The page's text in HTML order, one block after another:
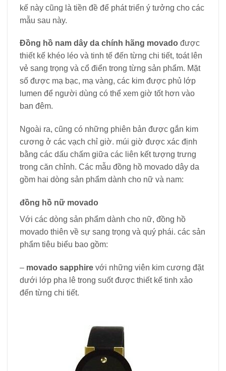
kế này cũng là tiền đề để phát triển ý tưởng cho các
mẫu sau này.
Đồng hồ nam dây da chính hãng movado được
thiết kế khéo léo và tinh tế đến từng chi tiết, toát lên
vẻ sang trọng và cổ điển trong từng sản phẩm. Mặt
số được mạ bạc, mạ vàng, các kim được phủ lớp
lumen để người dùng có thể xem giờ tốt hơn vào
ban đêm.
Ngoài ra, cũng có những phiên bản được gắn kim
cương ở các vạch chỉ giờ. múi giờ được xác định
bằng các dấu chấm giữa các liên kết tượng trưng
trong căn chỉnh. Các mẫu đồng hồ movado dây da
gồm hai dòng sản phẩm dành cho nữ và nam:
đồng hồ nữ movado
Với các dòng sản phẩm dành cho nữ, đồng hồ
movado thiên về sự sang trọng và quý phái. các sản
phẩm tiêu biểu bao gồm:
– movado sapphire với những viên kim cương đặt
dưới lớp pha lê trong suốt được thiết kế tinh xảo
đến từng chi tiết.